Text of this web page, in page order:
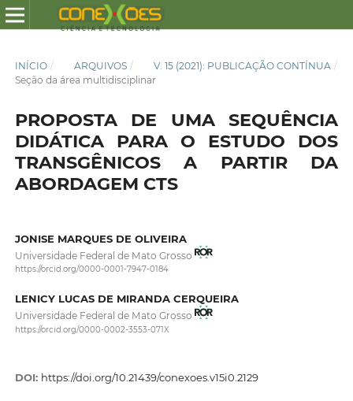
INÍCIO / ARQUIVOS / V. 15 (2021): PUBLICAÇÃO CONTÍNUA /
Seção da área multidisciplinar
PROPOSTA DE UMA SEQUÊNCIA
DIDÁTICA PARA O ESTUDO DOS
TRANSGÊNICOS A PARTIR DA
ABORDAGEM CTS
JONISE MARQUES DE OLIVEIRA
Universidade Federal de Mato Grosso
https://orcid.org/0000-0001-7947-0184
LENICY LUCAS DE MIRANDA CERQUEIRA
Universidade Federal de Mato Grosso
https://orcid.org/0000-0002-3553-071X
DOI: https://doi.org/10.21439/conexoes.v15i0.2129